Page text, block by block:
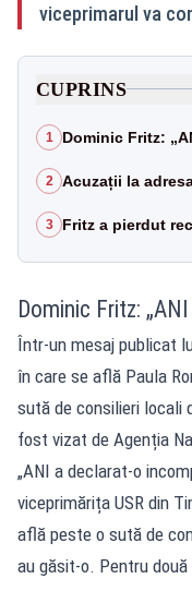
viceprimarul va
CUPRINS
1 Dominic Fritz:
2 Acuzații la
3 Fritz a pierdut
Dominic Fritz:
Într-un mesaj publicat
în care se află Paula
sută de consilieri locali
fost vizat de Agenția
„ANI a declarat-o
viceprimărița USR din
află peste o sută de
au găsit-o. Pentru